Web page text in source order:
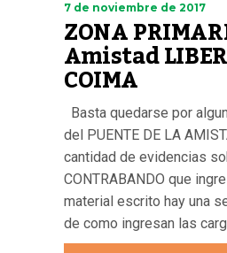
7 de noviembre de 2017
ZONA
Amistad
COIMA
Basta quedarse por
del PUENTE DE LA
cantidad de evidencias
CONTRABANDO que
material escrito hay una
de como ingresan las